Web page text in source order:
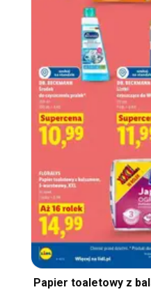
Papier toaletowy z